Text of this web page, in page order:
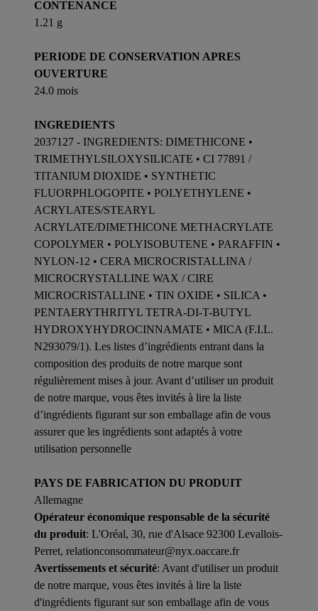
CONTENANCE
1.21 g
PERIODE DE CONSERVATION APRES
OUVERTURE
24.0 mois
INGREDIENTS
2037127 - INGREDIENTS: DIMETHICONE •
TRIMETHYLSILOXYSILICATE • CI 77891 /
TITANIUM DIOXIDE • SYNTHETIC
FLUORPHLOGOPITE • POLYETHYLENE •
ACRYLATES/STEARYL
ACRYLATE/DIMETHICONE METHACRYLATE
COPOLYMER • POLYISOBUTENE • PARAFFIN •
NYLON-12 • CERA MICROCRISTALLINA /
MICROCRYSTALLINE WAX / CIRE
MICROCRISTALLINE • TIN OXIDE • SILICA •
PENTAERYTHRITYL TETRA-DI-T-BUTYL
HYDROXYHYDROCINNAMATE • MICA (F.I.L.
N293079/1). Les listes d’ingrédients entrant dans la
composition des produits de notre marque sont
régulièrement mises à jour. Avant d’utiliser un produit
de notre marque, vous êtes invités à lire la liste
d’ingrédients figurant sur son emballage afin de vous
assurer que les ingrédients sont adaptés à votre
utilisation personnelle
PAYS DE FABRICATION DU PRODUIT
Allemagne
Opérateur économique responsable de la sécurité
du produit: L'Oréal, 30, rue d'Alsace 92300 Levallois-
Perret, relationconsommateur@nyx.oaccare.fr
Avertissements et sécurité: Avant d'utiliser un produit
de notre marque, vous êtes invités à lire la liste
d'ingrédients figurant sur son emballage afin de vous